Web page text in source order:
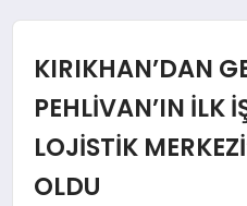
EKONOMİ
GÜNDEM
KIRIKHAN’DAN
PEHLİVAN’IN İLK
LOJİSTİK
OLDU